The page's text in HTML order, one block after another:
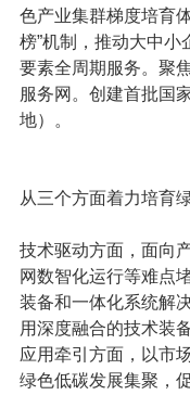
色产业集群梯度培育
榜”机制，推动大中小
要素全周期服务。聚
服务网。创建首批国
地）。
从三个方面着力培育
技术驱动方面，面向
网数智化运行等难点
装备和一体化系统解
用深度融合的技术装
应用牵引方面，以市
绿色低碳发展集聚，